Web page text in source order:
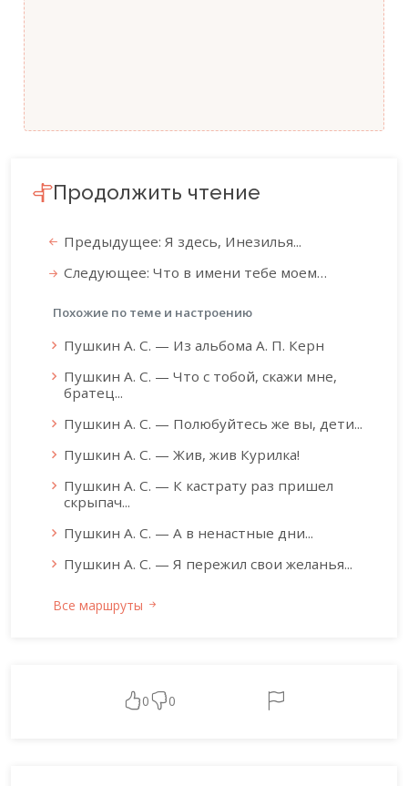
Продолжить чтение
Предыдущее: Я здесь, Инезилья...
Следующее: Что в имени тебе моем…
Похожие по теме и настроению
Пушкин А. С. — Из альбома А. П. Керн
Пушкин А. С. — Что с тобой, скажи мне,
братец...
Пушкин А. С. — Полюбуйтесь же вы, дети...
Пушкин А. С. — Жив, жив Курилка!
Пушкин А. С. — К кастрату раз пришел
скрыпач...
Пушкин А. С. — А в ненастные дни...
Пушкин А. С. — Я пережил свои желанья...
Все маршруты
0 0